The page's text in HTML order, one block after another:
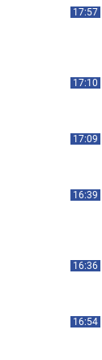
17:57
17:10
17:09
16:39
16:36
16:54